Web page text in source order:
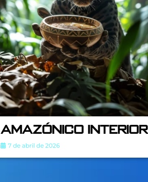
AMAZÓNICO INTERIOR
7 de abril de 2026